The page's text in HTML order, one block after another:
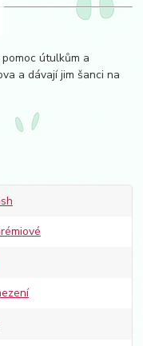
útulkům a
a dávají jim šanci na